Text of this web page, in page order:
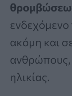
ενδεχόμενο
ακόμη και
ηλικίας.